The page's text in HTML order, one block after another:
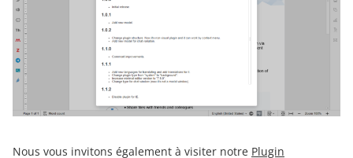
Nous vous invitons également à visiter notre Plugin